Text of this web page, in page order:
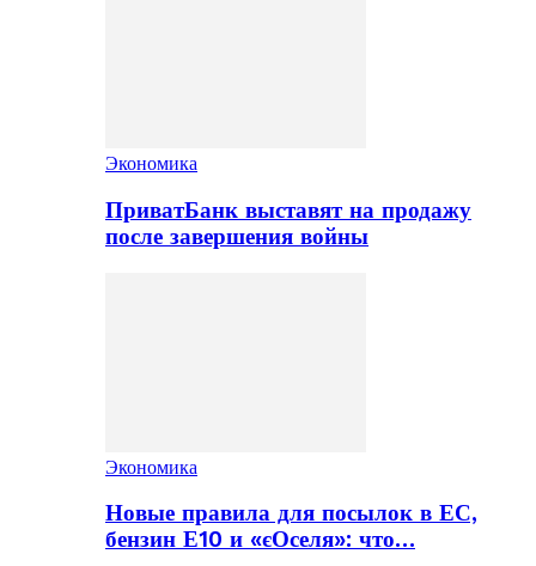
Экономика
ПриватБанк выставят на продажу
после завершения войны
Экономика
Новые правила для посылок в ЕС,
бензин Е10 и «єОселя»: что…